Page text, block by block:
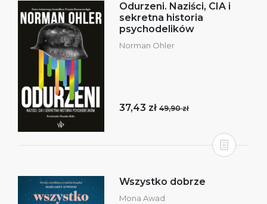
Odurzeni. Naziści, CIA i
sekretna historia
psychodelików
Norman Ohler
37,43 zł 49,90 zł
Wszystko dobrze
Mona Awad